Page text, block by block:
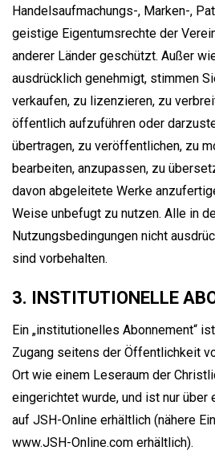
Handelsaufmachungs-, Marken-,
geistige Eigentumsrechte der
anderer Länder geschützt. Außer
ausdrücklich genehmigt, stimmen
verkaufen, zu lizenzieren, zu
öffentlich aufzuführen oder
übertragen, zu veröffentlichen, zu
bearbeiten, anzupassen, zu
davon abgeleitete Werke
Weise unbefugt zu nutzen. Alle in
Nutzungsbedingungen nicht
sind vorbehalten.
3. INSTITUTIONELLE
Ein „institutionelles Abonnement“
Zugang seitens der Öffentlichkeit
Ort wie einem Leseraum der
eingerichtet wurde, und ist nur über
auf JSH-Online erhältlich (nähere
www.JSH-Online.com erhältlich).